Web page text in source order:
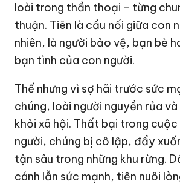
loài trong thần thoại - từng
thuận. Tiên là cầu nối giữa con
nhiên, là người bảo vệ, bạn bè
bạn tình của con người.
Thế nhưng vì sợ hãi trước sức
chúng, loài người nguyền rủa
khỏi xã hội. Thất bại trong
người, chúng bị cô lập, đẩy
tận sâu trong những khu rừng.
cánh lẫn sức mạnh, tiên nuôi